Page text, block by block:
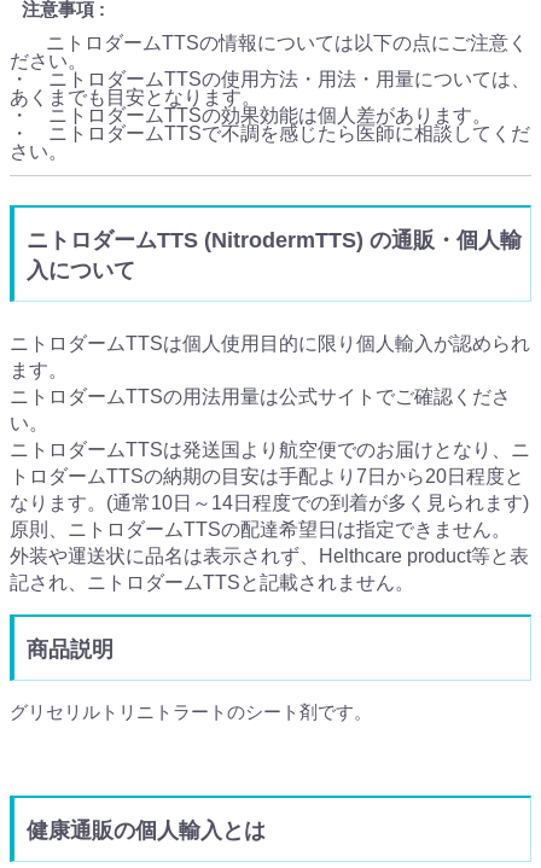
注意事項
ニトロダームTTSの情報については以下の点にご注意く
ださい。
・ ニトロダームTTSの使用方法・用法・用量については、
あくまでも目安となります。
・ ニトロダームTTSの効果効能は個人差があります。
・ ニトロダームTTSで不調を感じたら医師に相談してくだ
さい。
ニトロダームTTS (NitrodermTTS) の通販・個人輸
入について
ニトロダームTTSは個人使用目的に限り個人輸入が認められ
ます。
ニトロダームTTSの用法用量は公式サイトでご確認くださ
い。
ニトロダームTTSは発送国より航空便でのお届けとなり、ニ
トロダームTTSの納期の目安は手配より7日から20日程度と
なります。(通常10日～14日程度での到着が多く見られます)
原則、ニトロダームTTSの配達希望日は指定できません。
外装や運送状に品名は表示されず、Helthcare product等と表
記され、ニトロダームTTSと記載されません。
商品説明
グリセリルトリニトラートのシート剤です。
健康通販の個人輸入とは